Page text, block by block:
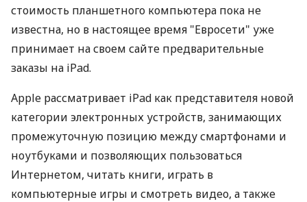
стоимость планшетного компьютера пока не
известна, но в настоящее время "Евросети" уже
принимает на своем сайте предварительные
заказы на iPad.
Apple рассматривает iPad как представителя новой
категории электронных устройств, занимающих
промежуточную позицию между смартфонами и
ноутбуками и позволяющих пользоваться
Интернетом, читать книги, играть в
компьютерные игры и смотреть видео, а также